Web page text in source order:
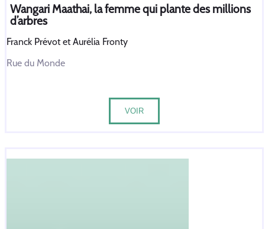
Wangari Maathai, la femme qui plante des millions
d’arbres
Franck Prévot et Aurélia Fronty
Rue du Monde